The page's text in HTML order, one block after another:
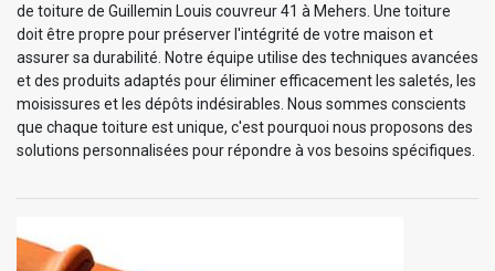
de toiture de Guillemin Louis couvreur 41 à Mehers. Une toiture
doit être propre pour préserver l'intégrité de votre maison et
assurer sa durabilité. Notre équipe utilise des techniques avancées
et des produits adaptés pour éliminer efficacement les saletés, les
moisissures et les dépôts indésirables. Nous sommes conscients
que chaque toiture est unique, c'est pourquoi nous proposons des
solutions personnalisées pour répondre à vos besoins spécifiques.